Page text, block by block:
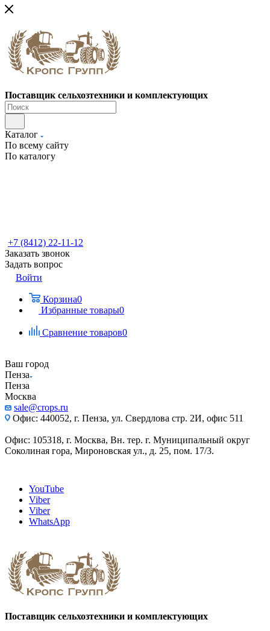
Поставщик сельхозтехники и комплектующих
Каталог
По всему сайту
По каталогу
+7 (8412) 22-11-12
Заказать звонок
Задать вопрос
Войти
Корзина0
Избранные товары0
Сравнение товаров0
Ваш город
Пенза
Пенза
Москва
sale@crops.ru
Офис: 440052, г. Пенза, ул. Свердлова стр. 2И, офис 511
Офис: 105318, г. Москва, Вн. тер. г. Муниципальный округ
Соколиная гора, Мироновская ул., д. 25, пом. 17/3.
YouTube
Viber
Viber
WhatsApp
Поставщик сельхозтехники и комплектующих